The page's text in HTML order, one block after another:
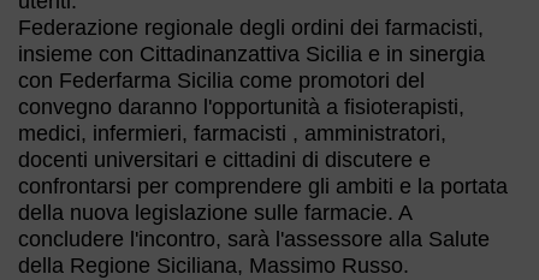
Federazione regionale degli ordini dei farmacisti,
insieme con Cittadinanzattiva Sicilia e in sinergia
con Federfarma Sicilia come promotori del
convegno daranno l'opportunità a fisioterapisti,
medici, infermieri, farmacisti , amministratori,
docenti universitari e cittadini di discutere e
confrontarsi per comprendere gli ambiti e la portata
della nuova legislazione sulle farmacie. A
concludere l'incontro, sarà l'assessore alla Salute
della Regione Siciliana, Massimo Russo.